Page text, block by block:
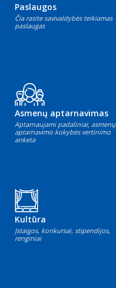
Paslaugos
Čia rasite savivaldybės teikiamas
paslaugas
Asmenų aptarnavimas
Aptarnaujami padaliniai, asmenų
aptarnavimo kokybės vertinimo
anketa
Kultūra
Įstaigos, konkursai, stipendijos,
renginiai